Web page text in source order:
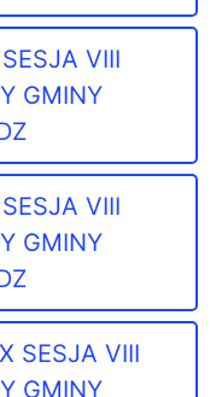
VIII
GMINY
VIII
GMINY
SESJA VIII
GMINY